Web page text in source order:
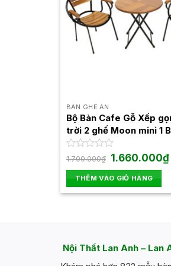
BÀN GHẾ ĂN
Bộ Bàn Cafe Gỗ Xếp
trời 2 ghế Moon mini 1
Mini
Được
hạng
0
5
1.700.000₫ Giá
gốc
là:
1.700.000₫.
1.660.000₫
THÊM VÀO GIỎ HÀNG
Nội Thất Lan Anh – Lan